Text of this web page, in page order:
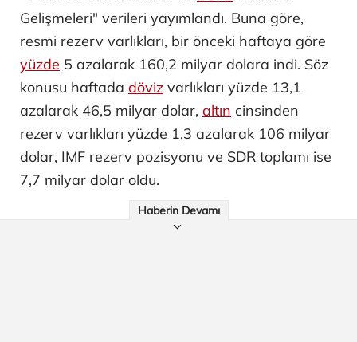
Gelişmeleri" verileri yayımlandı. Buna göre,
resmi rezerv varlıkları, bir önceki haftaya göre
yüzde 5 azalarak 160,2 milyar dolara indi. Söz
konusu haftada döviz varlıkları yüzde 13,1
azalarak 46,5 milyar dolar, altın cinsinden
rezerv varlıkları yüzde 1,3 azalarak 106 milyar
dolar, IMF rezerv pozisyonu ve SDR toplamı ise
7,7 milyar dolar oldu.
Haberin Devamı